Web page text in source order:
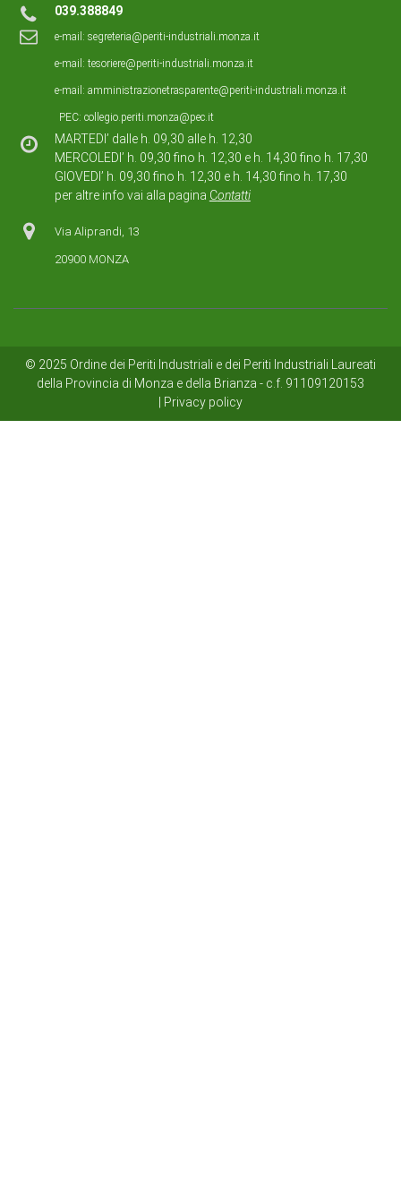
039.388849
e-mail: segreteria@periti-industriali.monza.it
e-mail: tesoriere@periti-industriali.monza.it
e-mail: amministrazionetrasparente@periti-industriali.monza.it
PEC: collegio.periti.monza@pec.it
MARTEDI’ dalle h. 09,30 alle h. 12,30
MERCOLEDI’ h. 09,30 fino h. 12,30 e h. 14,30 fino h. 17,30
GIOVEDI’ h. 09,30 fino h. 12,30 e h. 14,30 fino h. 17,30
per altre info vai alla pagina Contatti
Via Aliprandi, 13
20900 MONZA
© 2025 Ordine dei Periti Industriali e dei Periti Industriali Laureati
della Provincia di Monza e della Brianza - c.f. 91109120153
Privacy policy